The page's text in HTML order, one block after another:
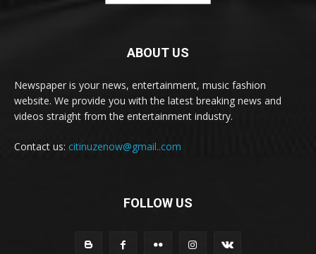
ABOUT US
Newspaper is your news, entertainment, music fashion
website. We provide you with the latest breaking news and
videos straight from the entertainment industry.
Contact us: citinuzenow@gmail..com
FOLLOW US